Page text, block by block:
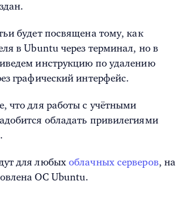
будет посвящена тому,как
в Ubuntu через терминал, но в
инструкцию по удалению
графический интерфейс.
что для работы с учётными
обладать привилегиями
для любыхоблачных серверов, на
ОС Ubuntu.